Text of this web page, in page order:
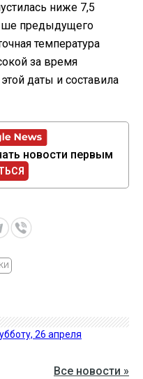
ниже 7,5
предыдущего
температура
за время
даты и составила
новости первым
26 апреля
Все новости »